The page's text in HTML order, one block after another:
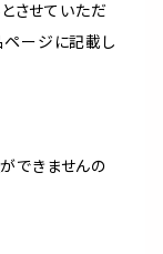
させていただ
ページに記載し
できませんの